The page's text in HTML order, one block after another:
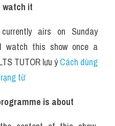
watch it
airs on Sunday
watch this show once a
TUTOR lưu ý Cách dùng
từ
is about